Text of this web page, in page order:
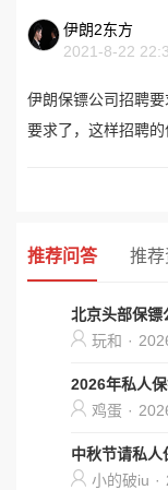
伊朗2东方
2021-8-22
伊朗保镖公司招聘
要求了，这样招聘的
推荐问答 推
北京头部保镖
玩和 ·
2026年私人
鸡蛋 ·
中秋节请私人
小的破iu ·